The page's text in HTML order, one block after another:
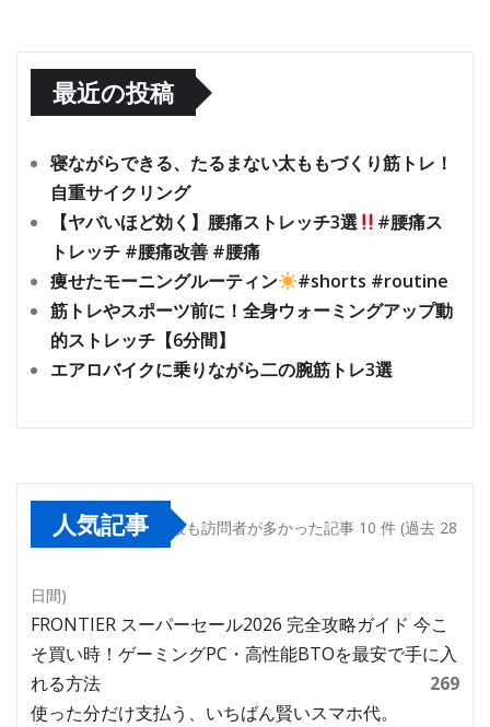
最近の投稿
寝ながらできる、たるまない太ももづくり筋トレ！
自重サイクリング
【ヤバいほど効く】腰痛ストレッチ3選
#腰痛ス
トレッチ #腰痛改善 #腰痛
痩せたモーニングルーティン
#shorts #routine
筋トレやスポーツ前に！全身ウォーミングアップ動
的ストレッチ【6分間】
エアロバイクに乗りながら二の腕筋トレ3選
人気記事 最も訪問者が多かった記事 10 件 (過去 28
日間)
FRONTIER スーパーセール2026 完全攻略ガイド 今こ
そ買い時！ゲーミングPC・高性能BTOを最安で手に入
れる方法
269
使った分だけ支払う、いちばん賢いスマホ代。